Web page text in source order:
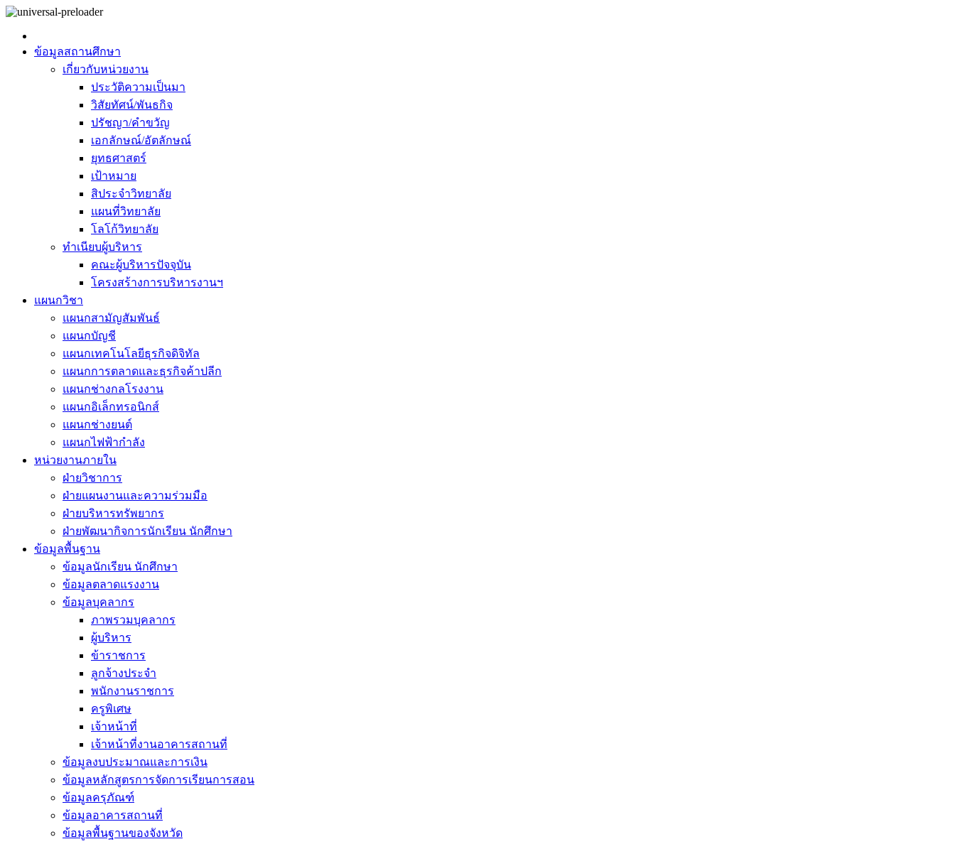
ข้อมูลสถานศึกษา
เกี่ยวกับหน่วยงาน
ประวัติความเป็นมา
วิสัยทัศน์/พันธกิจ
ปรัชญา/คำขวัญ
เอกลักษณ์/อัตลักษณ์
ยุทธศาสตร์
เป้าหมาย
สิประจำวิทยาลัย
แผนที่วิทยาลัย
โลโก้วิทยาลัย
ทำเนียบผู้บริหาร
คณะผู้บริหารปัจจุบัน
โครงสร้างการบริหารงานฯ
แผนกวิชา
แผนกสามัญสัมพันธ์
แผนกบัญชี
แผนกเทคโนโลยีธุรกิจดิจิทัล
แผนกการตลาดและธุรกิจค้าปลีก
แผนกช่างกลโรงงาน
แผนกอิเล็กทรอนิกส์
แผนกช่างยนต์
แผนกไฟฟ้ากำลัง
หน่วยงานภายใน
ฝ่ายวิชาการ
ฝ่ายแผนงานและความร่วมมือ
ฝ่ายบริหารทรัพยากร
ฝ่ายพัฒนากิจการนักเรียน นักศึกษา
ข้อมูลพื้นฐาน
ข้อมูลนักเรียน นักศึกษา
ข้อมูลตลาดแรงงาน
ข้อมูลบุคลากร
ภาพรวมบุคลากร
ผู้บริหาร
ข้าราชการ
ลูกจ้างประจำ
พนักงานราชการ
ครูพิเศษ
เจ้าหน้าที่
เจ้าหน้าที่งานอาคารสถานที่
ข้อมูลงบประมาณและการเงิน
ข้อมูลหลักสูตรการจัดการเรียนการสอน
ข้อมูลครุภัณฑ์
ข้อมูลอาคารสถานที่
ข้อมูลพื้นฐานของจังหวัด